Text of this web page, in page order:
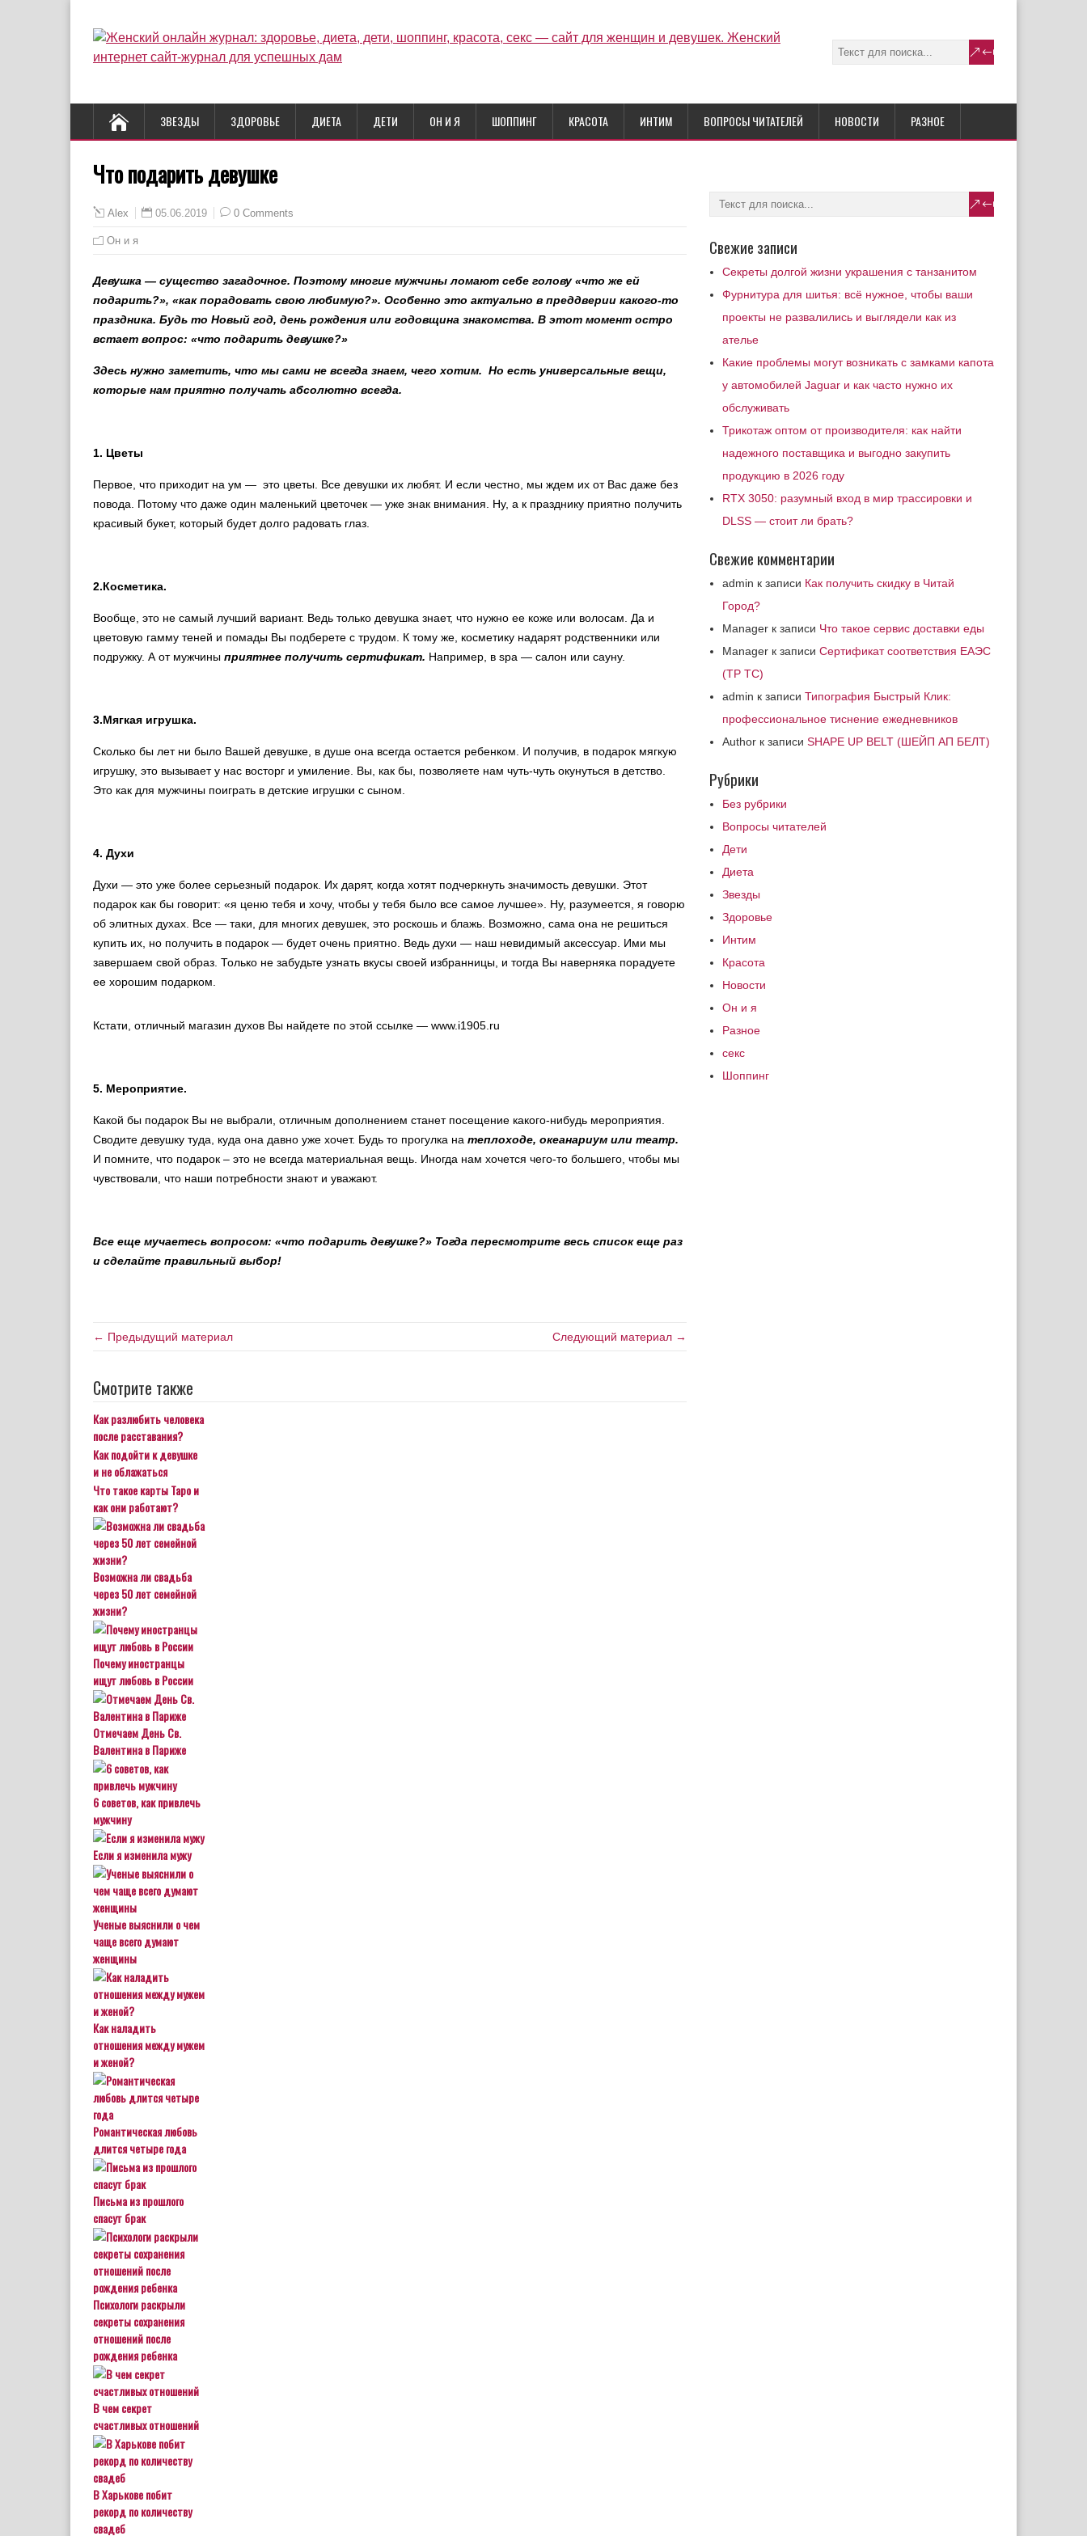
ЗВЕЗДЫ ЗДОРОВЬЕ ДИЕТА ДЕТИ ОН И Я ШОППИНГ КРАСОТА ИНТИМ ВОПРОСЫ ЧИТАТЕЛЕЙ НОВОСТИ РАЗНОЕ
Что подарить девушке
Alex 05.06.2019 0 Comments
Он и я
Девушка — существо загадочное. Поэтому многие мужчины ломают себе голову «что же ей
подарить?», «как порадовать свою любимую?». Особенно это актуально в преддверии какого-то
праздника. Будь то Новый год, день рождения или годовщина знакомства. В этот момент остро
встает вопрос: «что подарить девушке?»
Здесь нужно заметить, что мы сами не всегда знаем, чего хотим. Но есть универсальные вещи,
которые нам приятно получать абсолютно всегда.
1. Цветы
Первое, что приходит на ум — это цветы. Все девушки их любят. И если честно, мы ждем их от Вас даже без
повода. Потому что даже один маленький цветочек — уже знак внимания. Ну, а к празднику приятно получить
красивый букет, который будет долго радовать глаз.
2.Косметика.
Вообще, это не самый лучший вариант. Ведь только девушка знает, что нужно ее коже или волосам. Да и
цветовую гамму теней и помады Вы подберете с трудом. К тому же, косметику надарят родственники или
подружку. А от мужчины приятнее получить сертификат. Например, в spa — салон или сауну.
3.Мягкая игрушка.
Сколько бы лет ни было Вашей девушке, в душе она всегда остается ребенком. И получив, в подарок мягкую
игрушку, это вызывает у нас восторг и умиление. Вы, как бы, позволяете нам чуть-чуть окунуться в детство.
Это как для мужчины поиграть в детские игрушки с сыном.
4. Духи
Духи — это уже более серьезный подарок. Их дарят, когда хотят подчеркнуть значимость девушки. Этот
подарок как бы говорит: «я ценю тебя и хочу, чтобы у тебя было все самое лучшее». Ну, разумеется, я говорю
об элитных духах. Все — таки, для многих девушек, это роскошь и блажь. Возможно, сама она не решиться
купить их, но получить в подарок — будет очень приятно. Ведь духи — наш невидимый аксессуар. Ими мы
завершаем свой образ. Только не забудьте узнать вкусы своей избранницы, и тогда Вы наверняка порадуете
ее хорошим подарком.
Кстати, отличный магазин духов Вы найдете по этой ссылке — www.i1905.ru
5. Мероприятие.
Какой бы подарок Вы не выбрали, отличным дополнением станет посещение какого-нибудь мероприятия.
Сводите девушку туда, куда она давно уже хочет. Будь то прогулка на теплоходе, океанариум или театр.
И помните, что подарок – это не всегда материальная вещь. Иногда нам хочется чего-то большего, чтобы мы
чувствовали, что наши потребности знают и уважают.
Все еще мучаетесь вопросом: «что подарить девушке?» Тогда пересмотрите весь список еще раз
и сделайте правильный выбор!
← Предыдущий материал Следующий материал →
Смотрите также
Как разлюбить человека
после расставания?
Как подойти к девушке
и не облажаться
Что такое карты Таро и
как они работают?
Возможна ли свадьба
через 50 лет семейной
жизни?
Почему иностранцы
ищут любовь в России
Отмечаем День Св.
Валентина в Париже
6 советов, как привлечь
мужчину
Если я изменила мужу
Ученые выяснили о чем
чаще всего думают
женщины
Как наладить
отношения между мужем
и женой?
Романтическая любовь
длится четыре года
Письма из прошлого
спасут брак
Психологи раскрыли
секреты сохранения
отношений после
рождения ребенка
В чем секрет
счастливых отношений
В Харькове побит
рекорд по количеству
свадеб
Свежие записи
Секреты долгой жизни украшения с танзанитом
Фурнитура для шитья: всё нужное, чтобы ваши
проекты не развалились и выглядели как из
ателье
Какие проблемы могут возникать с замками капота
у автомобилей Jaguar и как часто нужно их
обслуживать
Трикотаж оптом от производителя: как найти
надежного поставщика и выгодно закупить
продукцию в 2026 году
RTX 3050: разумный вход в мир трассировки и
DLSS — стоит ли брать?
Свежие комментарии
admin к записи Как получить скидку в Читай
Город?
Manager к записи Что такое сервис доставки еды
Manager к записи Сертификат соответствия ЕАЭС
(ТР ТС)
admin к записи Типография Быстрый Клик:
профессиональное тиснение ежедневников
Author к записи SHAPE UP BELT (ШЕЙП АП БЕЛТ)
Рубрики
Без рубрики
Вопросы читателей
Дети
Диета
Звезды
Здоровье
Интим
Красота
Новости
Он и я
Разное
секс
Шоппинг